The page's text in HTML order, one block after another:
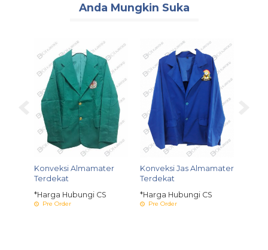
Anda Mungkin Suka
Konveksi Almamater
Terdekat
*Harga Hubungi CS
Pre Order
Konveksi Jas Almamater
Terdekat
*Harga Hubungi CS
Pre Order